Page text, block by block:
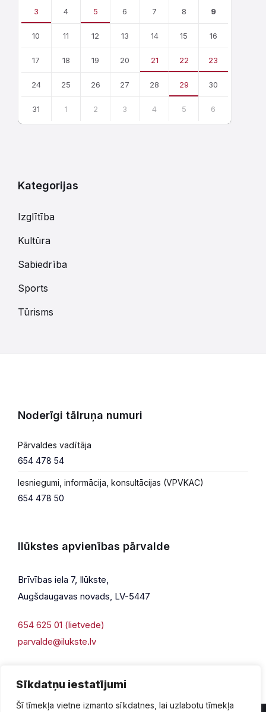
Sīkdatņu iestatījumi
Šī tīmekļa vietne izmanto sīkdatnes, lai uzlabotu tīmekļa
3 4 5 6 7 8 9
10 11 12 13 14 15 16
17 18 19 20 21 22 23
24 25 26 27 28 29 30
31 1 2 3 4 5 6
Kategorijas
Izglītība
Kultūra
Sabiedrība
Sports
Tūrisms
Noderīgi tālruņa numuri
Pārvaldes vadītāja
654 478 54
Iesniegumi, informācija, konsultācijas (VPVKAC)
654 478 50
Ilūkstes apvienības pārvalde
Brīvības iela 7, Ilūkste,
Augšdaugavas novads, LV-5447
654 625 01 (lietvede)
parvalde@ilukste.lv